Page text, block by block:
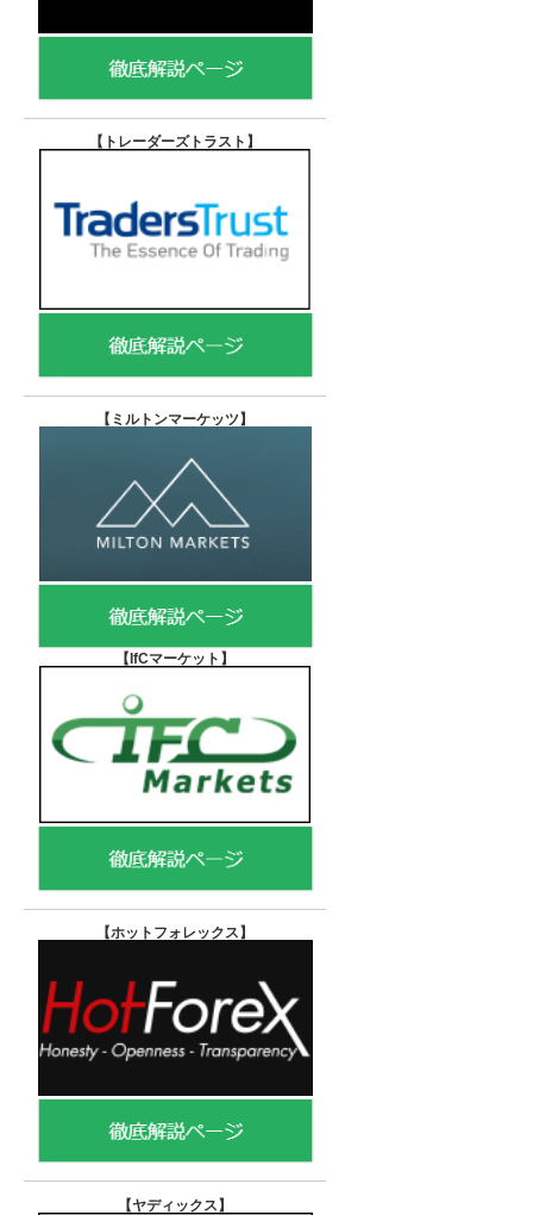
【トレーダーズトラスト 】
【 ミルトンマーケッツ】
【IfCマーケット 】
【ホットフォレックス】
【ヤディックス】